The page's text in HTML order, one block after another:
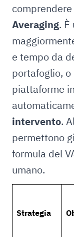
Averaging.
e tempo da
portafoglio,
piattaforme
intervento.
permettono
formula del
umano.
Strategia